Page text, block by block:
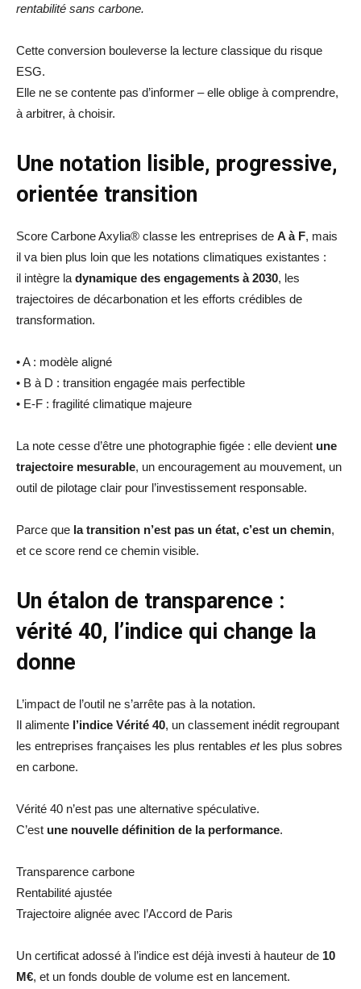
rentabilité sans carbone.
Cette conversion bouleverse la lecture classique du risque
ESG.
Elle ne se contente pas d’informer – elle oblige à comprendre,
à arbitrer, à choisir.
Une notation lisible, progressive,
orientée transition
Score Carbone Axylia® classe les entreprises de A à F, mais
il va bien plus loin que les notations climatiques existantes :
il intègre la dynamique des engagements à 2030, les
trajectoires de décarbonation et les efforts crédibles de
transformation.
• A : modèle aligné
• B à D : transition engagée mais perfectible
• E-F : fragilité climatique majeure
La note cesse d’être une photographie figée : elle devient une
trajectoire mesurable, un encouragement au mouvement, un
outil de pilotage clair pour l’investissement responsable.
Parce que la transition n’est pas un état, c’est un chemin,
et ce score rend ce chemin visible.
Un étalon de transparence :
vérité 40, l’indice qui change la
donne
L’impact de l’outil ne s’arrête pas à la notation.
Il alimente l’indice Vérité 40, un classement inédit regroupant
les entreprises françaises les plus rentables etles plus sobres
en carbone.
Vérité 40 n’est pas une alternative spéculative.
C’est une nouvelle définition de la performance.
Transparence carbone
Rentabilité ajustée
Trajectoire alignée avec l’Accord de Paris
Un certificat adossé à l’indice est déjà investi à hauteur de 10
M€, et un fonds double de volume est en lancement.